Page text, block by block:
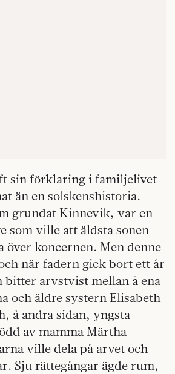
sin förklaring i familjelivet
än en solskenshistoria.
grundat Kinnevik, var en
som ville att äldsta sonen
över koncernen. Men denne
när fadern gick bort ett år
bitter arvstvist mellan å ena
och äldre systern Elisabeth
å andra sidan, yngsta
av mamma Märtha
ville dela på arvet och
Sju rättegångar ägde rum,